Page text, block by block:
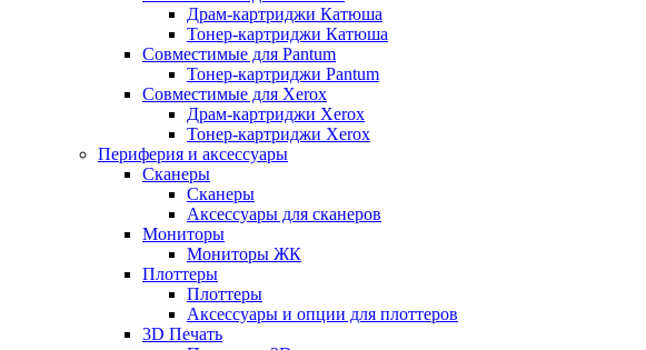
Драм-картриджи Катюша
Тонер-картриджи Катюша
Совместимые для Pantum
Тонер-картриджи Pantum
Совместимые для Xerox
Драм-картриджи Xerox
Тонер-картриджи Xerox
Периферия и аксессуары
Сканеры
Сканеры
Аксессуары для сканеров
Мониторы
Мониторы ЖК
Плоттеры
Плоттеры
Аксессуары и опции для плоттеров
3D Печать